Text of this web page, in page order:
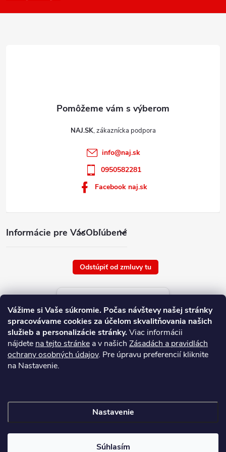
Vážime si Vaše súkromie. Počas návštevy našej stránky
spracovávame cookies za účelom skvalitňovania našich
služieb a personalizácie stránky.Viac informácii
nájdete na tejto stránke a v našich Zásadách a pravidlách
ochrany osobných údajov. Pre úpravu preferencií kliknite
na Nastavenie.
Nastavenie
Súhlasím
ý
i
Informácie pre VásObľúbené
NAJ.SK
info@naj.sk
0950582281
Facebook naj.sk
Odstúpiť od zmluvy tu
Aktuálne ceny tovaru
platné od : 7/8/2026
Copyright 2026NAJ.SK. Všetky práva vyhradené.